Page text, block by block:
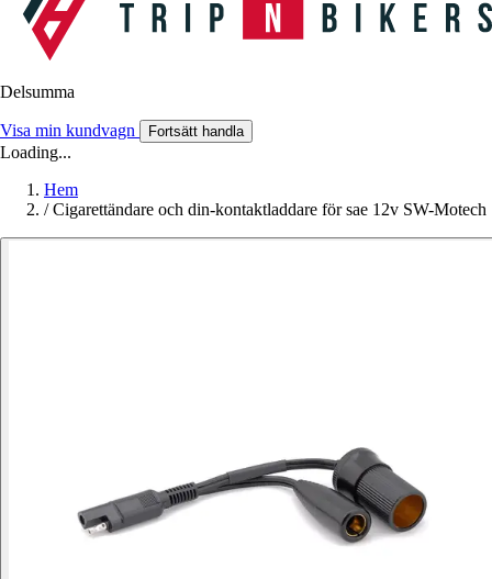
Delsumma
Visa min kundvagn Fortsätt handla
Loading...
Hem
/ Cigarettändare och din-kontaktladdare för sae 12v SW-Motech